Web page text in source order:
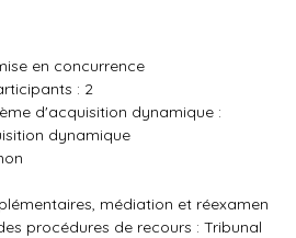
en concurrence
: 2
d'acquisition dynamique :
dynamique
médiation et réexamen
procédures de recours : Tribunal